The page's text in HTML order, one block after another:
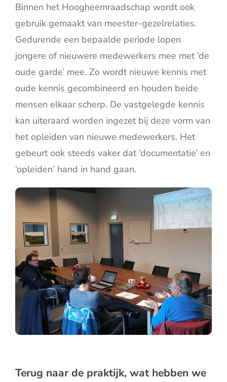
Binnen het Hoogheemraadschap wordt ook
gebruik gemaakt van meester-gezelrelaties.
Gedurende een bepaalde periode lopen
jongere of nieuwere medewerkers mee met ‘de
oude garde’ mee. Zo wordt nieuwe kennis met
oude kennis gecombineerd en houden beide
mensen elkaar scherp. De vastgelegde kennis
kan uiteraard worden ingezet bij deze vorm van
het opleiden van nieuwe medewerkers. Het
gebeurt ook steeds vaker dat ‘documentatie’ en
‘opleiden’ hand in hand gaan.
Terug naar de praktijk, wat hebben we